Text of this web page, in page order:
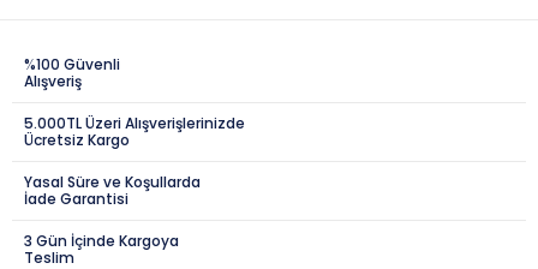
%100 Güvenli
Alışveriş
5.000TL Üzeri Alışverişlerinizde
Ücretsiz Kargo
Yasal Süre ve Koşullarda
İade Garantisi
3 Gün İçinde Kargoya
Teslim